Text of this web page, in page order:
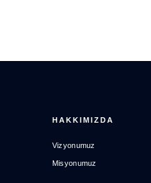
HAKKIMIZDA
Vizyonumuz
Misyonumuz